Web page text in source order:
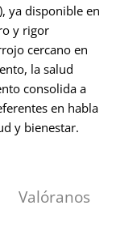
ya disponible en
y rigor
cercano en
la salud
consolida a
en habla
y bienestar.
Valóranos